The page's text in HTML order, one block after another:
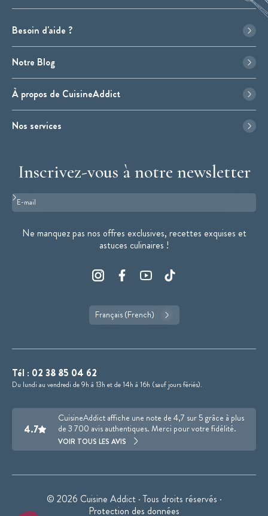
Besoin d'aide ?
Notre Blog
À propos de CuisineAddict
Nos services
Inscrivez-vous à notre newsletter
Format : adresse@email.com
Ne manquez pas nos offres exclusives, recettes exquises et
astuces culinaires !
Français (French)
Tél : 02 38 85 04 62
Du lundi au vendredi de 9h à 13h et de 14h à 16h (sauf jours fériés).
4.7
CuisineAddict affiche une note de 4,7 sur 5 grâce à plus
de 3 700 avis authentiques. Merci pour votre fidélité.
VOIR TOUS LES AVIS
© 2026 Cuisine Addict · Tous droits réservés ·
Protection des données